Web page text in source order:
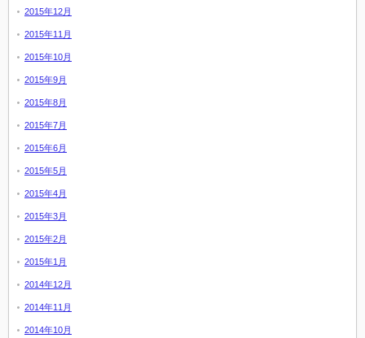
2015年12月
2015年11月
2015年10月
2015年9月
2015年8月
2015年7月
2015年6月
2015年5月
2015年4月
2015年3月
2015年2月
2015年1月
2014年12月
2014年11月
2014年10月